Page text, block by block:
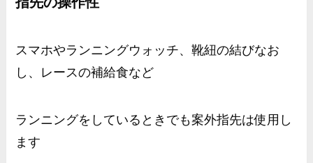
スマホやランニングウォッチ、靴紐の結びなお
し、レースの補給食など
ランニングをしているときでも案外指先は使用し
ます